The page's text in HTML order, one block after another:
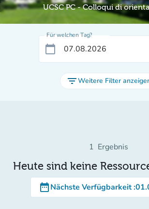
UCSC PC - Colloqui di
Für welchen Tag?
calendar_today
filter_listWeitere Filter
1 Ergebnis
Heute sind keine
date_rangeNächste Verfügbarkeit: